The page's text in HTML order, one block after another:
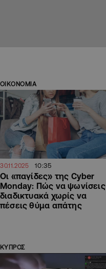
ΟΙΚΟΝΟΜΙΑ
30.11.2025 10:35
Οι «παγίδες» της Cyber
Monday: Πώς να ψωνίσεις
διαδικτυακά χωρίς να
πέσεις θύμα απάτης
ΚΥΠΡΟΣ